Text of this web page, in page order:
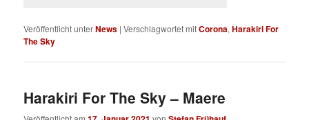
Veröffentlicht unterNews |Verschlagwortet mitCorona,Harakiri For
The Sky
Harakiri For The Sky – Maere